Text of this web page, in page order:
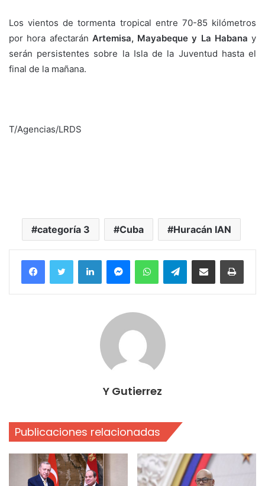
Los vientos de tormenta tropical entre 70-85 kilómetros
por hora afectarán Artemisa, Mayabeque y La Habana y
serán persistentes sobre la Isla de la Juventud hasta el
final de la mañana.
T/Agencias/LRDS
categoría 3 Cuba Huracán IAN
FacebookTwitter LinkedInMessengerWhatsAppTelegramCompartir por correo electrónico
Y Gutierrez
Publicaciones relacionadas